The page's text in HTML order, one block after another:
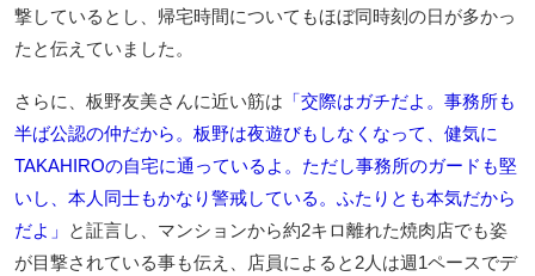
撃しているとし、帰宅時間についてもほぼ同時刻の日が多かっ
たと伝えていました。
さらに、板野友美さんに近い筋は 「交際はガチだよ。事務所も
半ば公認の仲だから。板野は夜遊びもしなくなって、健気に
TAKAHIROの自宅に通っているよ。ただし事務所のガードも堅
いし、本人同士もかなり警戒している。ふたりとも本気だから
だよ」
と証言し、マンションから約2キロ離れた焼肉店でも姿
が目撃されている事も伝え、店員によると2人は週1ペースでデ